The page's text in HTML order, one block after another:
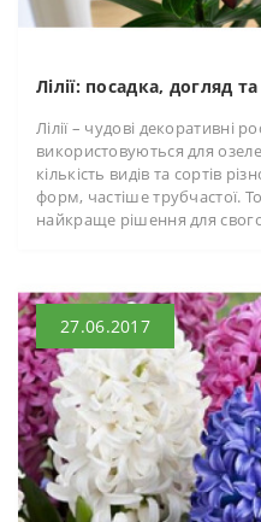
Лілії: посадка, догляд
Лілії – чудові декоративні
використовуються для
кількість видів та сортів
форм, частіше трубчастої.
найкраще рішення для
27.06.2017